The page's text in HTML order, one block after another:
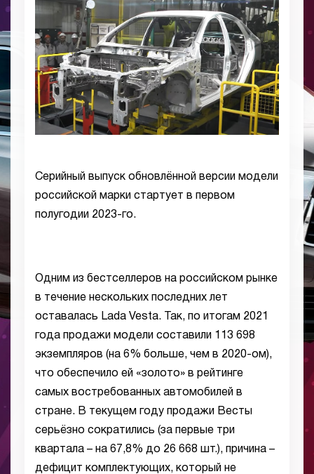
Серийный выпуск обновлённой версии модели
российской марки стартует в первом
полугодии 2023-го.
Одним из бестселлеров на российском рынке
в течение нескольких последних лет
оставалась Lada Vesta. Так, по итогам 2021
года продажи модели составили 113 698
экземпляров (на 6% больше, чем в 2020-ом),
что обеспечило ей «золото» в рейтинге
самых востребованных автомобилей в
стране. В текущем году продажи Весты
серьёзно сократились (за первые три
квартала – на 67,8% до 26 668 шт.), причина –
дефицит комплектующих, который не